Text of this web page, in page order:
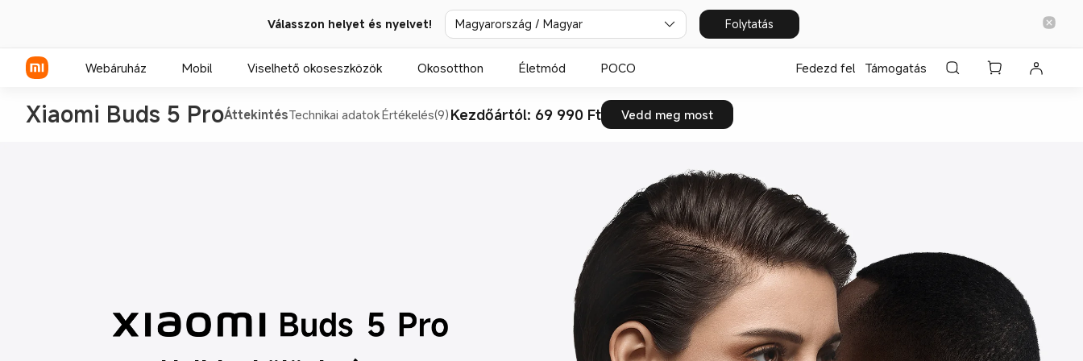
Válasszon helyet és nyelvet! Magyarország / Magyar Folytatás
Webáruház Mobil Viselhető okoseszközök Okosotthon Életmód POCO Fedezd fel Támogatás
Xiaomi Buds 5 ProÁttekintésTechnikai adatokÉrtékelés(9) Kezdőártól: 69 990 Ft Vedd meg most